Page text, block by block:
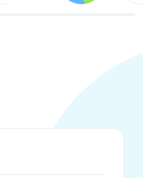
완공이 캐릭있어
어서 학습하려구
서 뿌듯해하네요